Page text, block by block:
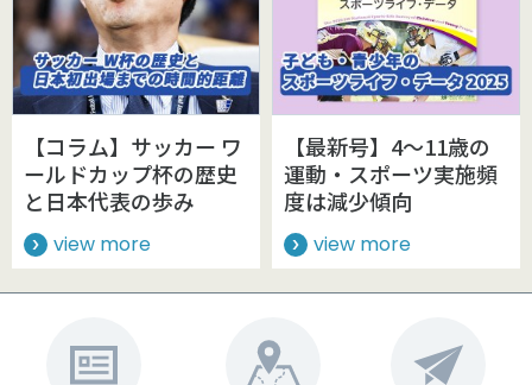
【コラム】サッカー ワ
ールドカップ杯の歴史
と日本代表の歩み
view more
【最新号】4～11歳の
運動・スポーツ実施頻
度は減少傾向
view more